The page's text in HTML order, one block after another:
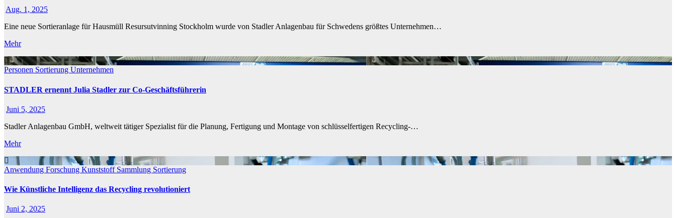
Aug. 1, 2025
Eine neue Sortieranlage für Hausmüll Resursutvinning Stockholm wurde von Stadler Anlagenbau für Schwedens größtes Unternehmen…
Mehr
Personen Sortierung Unternehmen
STADLER ernennt Julia Stadler zur Co-Geschäftsführerin
Juni 5, 2025
Stadler Anlagenbau GmbH, weltweit tätiger Spezialist für die Planung, Fertigung und Montage von schlüsselfertigen Recycling-…
Mehr
Anwendung Forschung Kunststoff Sammlung Sortierung
Wie Künstliche Intelligenz das Recycling revolutioniert
Juni 2, 2025